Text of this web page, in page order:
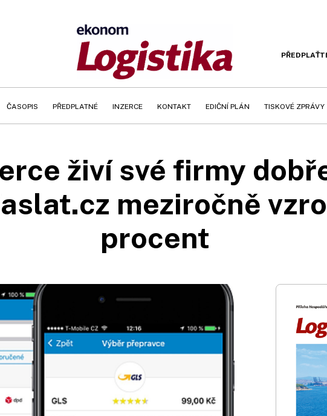
ČASOPIS PŘEDPLATNÉ INZERCE KONTAKT EDIČNÍ PLÁN TISKOVÉ ZPRÁVY
živí své firmy
meziročně
procent